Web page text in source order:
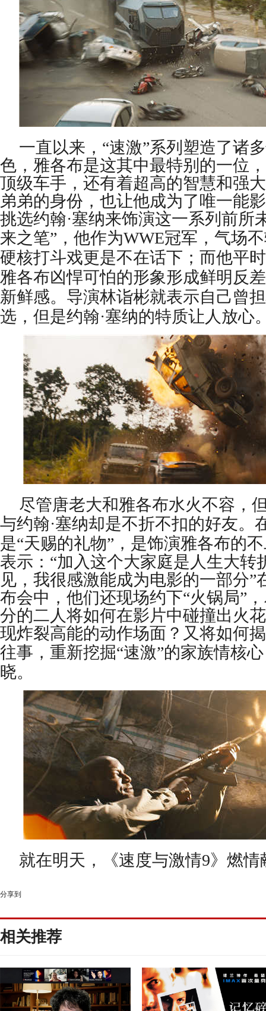
一直以来， “速激”系列塑造了诸
色，雅各布是这其中最特别的一位
顶级车手，还有着超高的智慧和强
弟弟的身份，也让他成为了唯一能
挑选约翰·塞纳来饰演这一系列前所
来之笔”，他作为WWE冠军，气场
硬核打斗戏更是不在话下；而他平
雅各布凶悍可怕的形象形成鲜明反
新鲜感。导演林诣彬就表示自己曾
选，但是约翰·塞纳的特质让人放心
尽管唐老大和雅各布水火不容 ，
与约翰·塞纳却是不折不扣的好友。
是“天赐的礼物” ， 是饰演雅各布的
表示 ： “加入这个大家庭是人生大转
见，我很感激能成为电影的一部分”
布会中，他们还现场约下“火锅局” ，
分的二人将如何在影片中碰撞出火
现炸裂高能的动作场面？又将如何
往事 ， 重新挖掘“速激”的家族情核
晓。
就在明天 ，《速度与激情9》 燃情
分享到
相关推荐